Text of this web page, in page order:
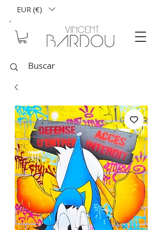
EUR (€)